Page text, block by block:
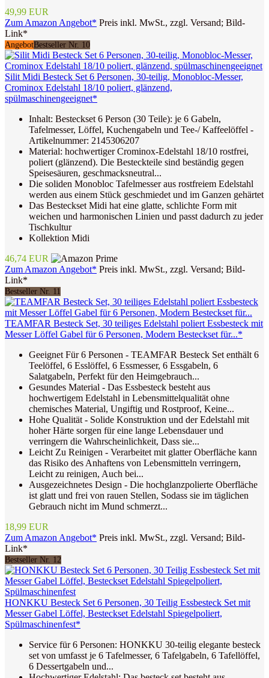
49,99 EUR
Zum Amazon Angebot* Preis inkl. MwSt., zzgl. Versand; Bild-
Link*
AngebotBestseller Nr. 10
Silit Midi Besteck Set 6 Personen, 30-teilig, Monobloc-Messer,
Crominox Edelstahl 18/10 poliert, glänzend,
spülmaschinengeeignet*
Inhalt: Besteckset 6 Person (30 Teile): je 6 Gabeln,
Tafelmesser, Löffel, Kuchengabeln und Tee-/ Kaffeelöffel -
Artikelnummer: 2145306207
Material: hochwertiger Crominox-Edelstahl 18/10 rostfrei,
poliert (glänzend). Die Besteckteile sind beständig gegen
Speisesäuren, geschmacksneutral...
Die soliden Monobloc Tafelmesser aus rostfreiem Edelstahl
werden aus einem Stück geschmiedet und im Ganzen gehärtet
Das Besteckset Midi hat eine glatte, schlichte Form mit
weichen und harmonischen Linien und passt dadurch zu jeder
Tischkultur
Kollektion Midi
46,74 EUR
Zum Amazon Angebot* Preis inkl. MwSt., zzgl. Versand; Bild-
Link*
Bestseller Nr. 11
TEAMFAR Besteck Set, 30 teiliges Edelstahl poliert Essbesteck mit
Messer Löffel Gabel für 6 Personen, Modern Besteckset für...*
Geeignet Für 6 Personen - TEAMFAR Besteck Set enthält 6
Teelöffel, 6 Esslöffel, 6 Essmesser, 6 Essgabeln, 6
Salatgabeln, Perfekt für den Heimgebrauch...
Gesundes Material - Das Essbesteck besteht aus
hochwertigem Edelstahl in Lebensmittelqualität ohne
chemisches Material, Ungiftig und Rostproof, Keine...
Hohe Qualität - Solide Konstruktion und der Edelstahl mit
hoher Härte sorgen für eine lange Lebensdauer und
verringern die Wahrscheinlichkeit, Dass sie...
Leicht Zu Reinigen - Verarbeitet mit glatter Oberfläche kann
das Risiko des Anhaftens von Lebensmitteln verringern,
Leicht zu reinigen, Auch bei...
Ausgezeichnetes Design - Die hochglanzpolierte Oberfläche
ist glatt und frei von rauen Stellen, Sodass sie im täglichen
Gebrauch nicht im Mund schmerzt...
18,99 EUR
Zum Amazon Angebot* Preis inkl. MwSt., zzgl. Versand; Bild-
Link*
Bestseller Nr. 12
HONKKU Besteck Set 6 Personen, 30 Teilig Essbesteck Set mit
Messer Gabel Löffel, Besteckset Edelstahl Spiegelpoliert,
Spülmaschinenfest*
Service für 6 Personen: HONKKU 30-teilig elegante besteck
set von umfasst je 6 Tafelmesser, 6 Tafelgabeln, 6 Tafellöffel,
6 Dessertgabeln und...